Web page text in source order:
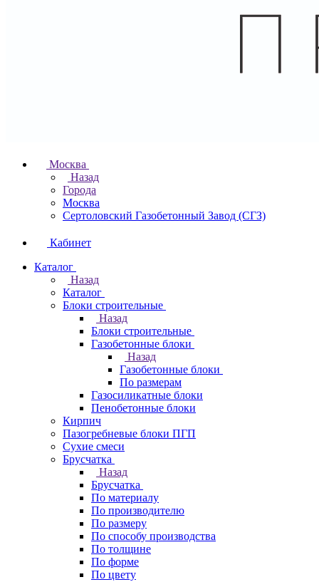
Москва
Назад
Города
Москва
Сертоловский Газобетонный Завод (СГЗ)
Кабинет
Каталог
Назад
Каталог
Блоки строительные
Назад
Блоки строительные
Газобетонные блоки
Назад
Газобетонные блоки
По размерам
Газосиликатные блоки
Пенобетонные блоки
Кирпич
Пазогребневые блоки ПГП
Сухие смеси
Брусчатка
Назад
Брусчатка
По материалу
По производителю
По размеру
По способу производства
По толщине
По форме
По цвету